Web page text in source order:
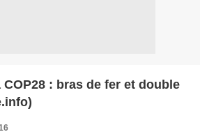
: bras de fer et double